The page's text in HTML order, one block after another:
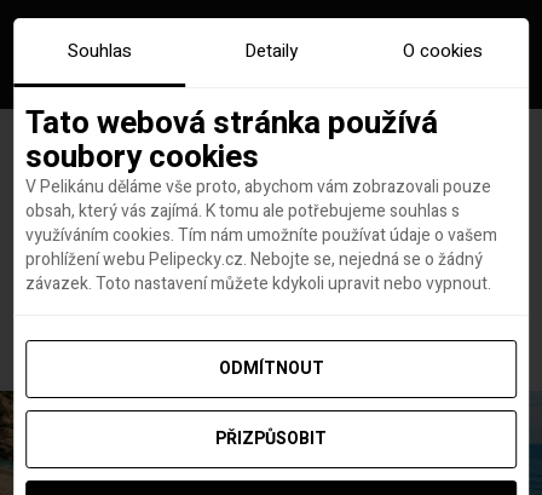
Hlavní stránka
Novinky
Kde se cizincům žije nejlépe? Hodnotili bydlení i práci
Kde se cizincům žije nejlépe?
Hodnotili bydlení i práci
Souhlas Detaily O cookies
Tato webová stránka používá
soubory cookies
V Pelikánu děláme vše proto, abychom vám zobrazovali pouze
obsah, který vás zajímá. K tomu ale potřebujeme souhlas s
využíváním cookies. Tím nám umožníte používat údaje o vašem
prohlížení webu Pelipecky.cz. Nebojte se, nejedná se o žádný
závazek. Toto nastavení můžete kdykoli upravit nebo vypnout.
ODMÍTNOUT
PŘIZPŮSOBIT